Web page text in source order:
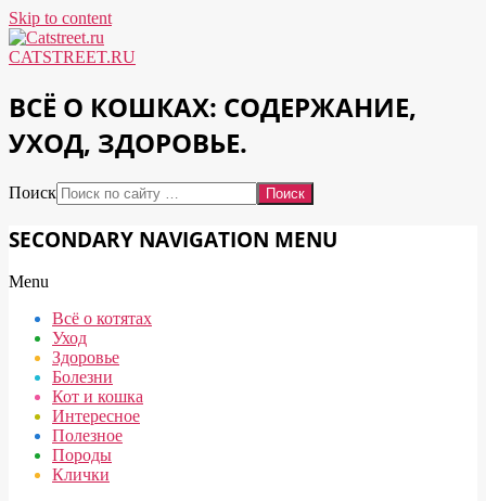
Skip to content
CATSTREET.RU
ВСЁ О КОШКАХ: СОДЕРЖАНИЕ,
УХОД, ЗДОРОВЬЕ.
Поиск
SECONDARY NAVIGATION MENU
Menu
Всё о котятах
Уход
Здоровье
Болезни
Кот и кошка
Интересное
Полезное
Породы
Клички